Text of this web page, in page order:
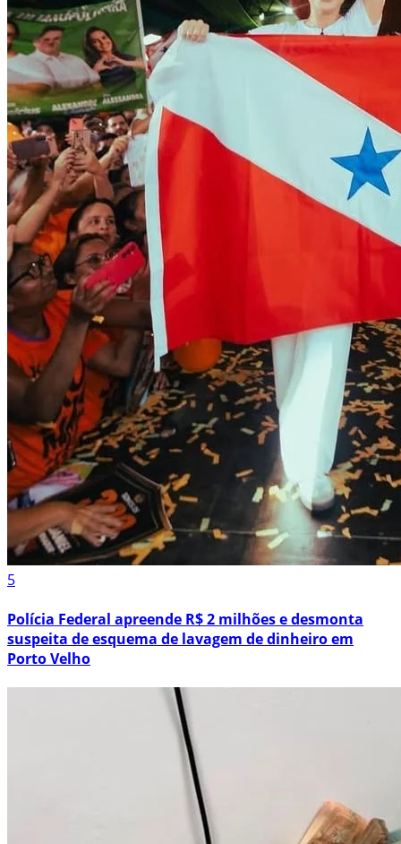
5
Polícia Federal apreende R$ 2 milhões e desmonta
suspeita de esquema de lavagem de dinheiro em
Porto Velho